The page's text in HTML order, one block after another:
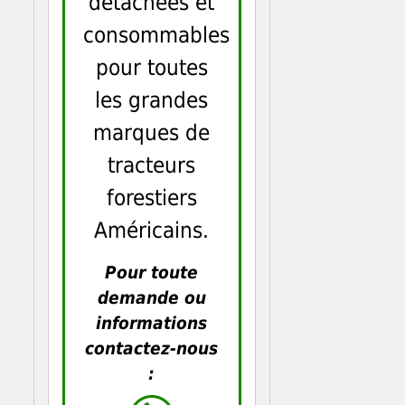
consommables
pour toutes
les grandes
marques de
tracteurs
forestiers
Américains.
Pour toute
demande ou
informations
contactez-nous
: